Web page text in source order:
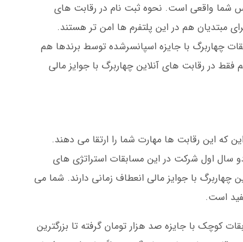
شما واقعی است. نحوه ثبت نام در رقابت های
مبتدیان هم در این پلتفرم ها امن تر هستند.
چهاربرگ با جایزه اسپانسرشده توسط برندها هم
در رقابت های آنلاین چهاربرگ با جوایز مالی
که این رقابت ها مهارت شما را ارتقا می دهند.
سال اول شرکت در این مسابقات استراتژی های
با جوایز مالی انعطاف زمانی دارند. شما می
است.
کوچک با جایزه صد هزار تومان گرفته تا بزرگترین